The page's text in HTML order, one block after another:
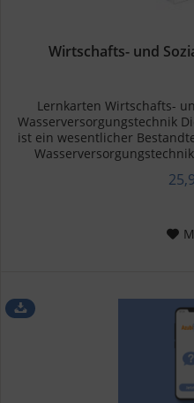
Wirtschafts- und
Lernkarten Wirtschafts-
Wasserversorgungstechnik
ist ein wesentlicher